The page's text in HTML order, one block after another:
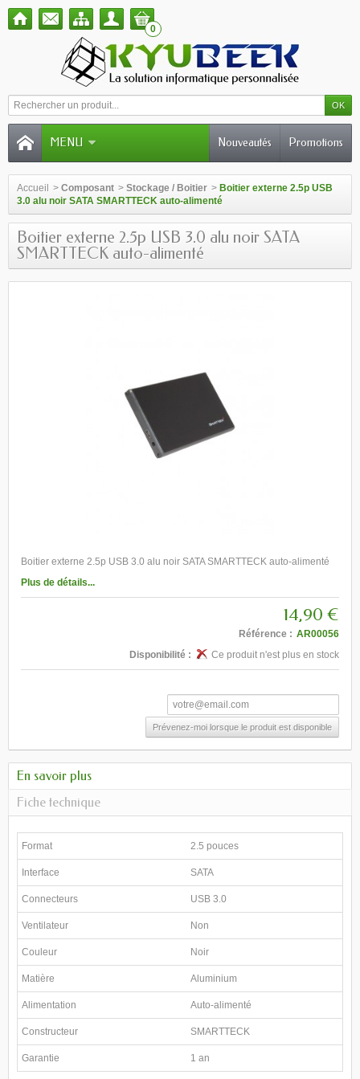
0
MENU Promotions
Nouveautés
Accueil > Composant > Stockage / Boitier > Boitier externe 2.5p USB
3.0 alu noir SATA SMARTTECK auto-alimenté
Boitier externe 2.5p USB 3.0 alu noir SATA
SMARTTECK auto-alimenté
Boitier externe 2.5p USB 3.0 alu noir SATA SMARTTECK auto-alimenté
Plus de détails...
14,90 €
Référence : AR00056
Disponibilité :
Ce produit n'est plus en stock
Prévenez-moi lorsque le produit est disponible
En savoir plus
Fiche technique
Format 2.5 pouces
Interface SATA
Connecteurs USB 3.0
Ventilateur Non
Couleur Noir
Matière Aluminium
Alimentation Auto-alimenté
Constructeur SMARTTECK
Garantie 1 an